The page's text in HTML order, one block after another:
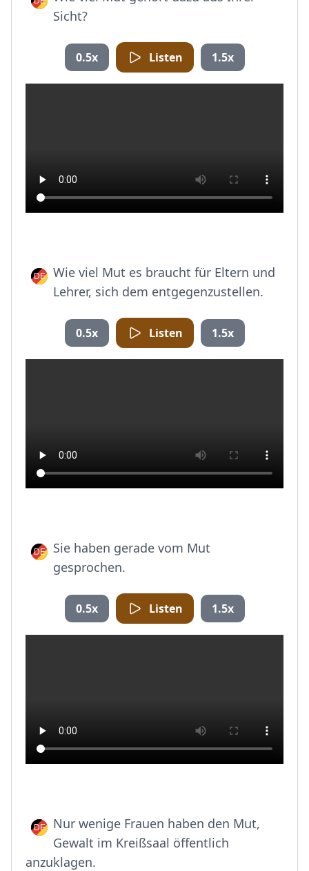
Sicht?
0.5x Listen 1.5x
Wie viel Mut es braucht für Eltern und
Lehrer, sich dem entgegenzustellen.
0.5x Listen 1.5x
Sie haben gerade vom Mut
gesprochen.
0.5x Listen 1.5x
Nur wenige Frauen haben den Mut,
Gewalt im Kreißsaal öffentlich
anzuklagen.